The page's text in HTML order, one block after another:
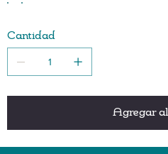
• Forma ovalada
Cantidad
Agregar